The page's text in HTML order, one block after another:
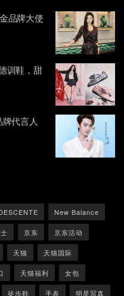
品牌大使
训鞋，甜
代言人
New Balance
京东 京东活动
天猫 天猫国际
天猫福利 女包
徒步鞋 手表 明星写真